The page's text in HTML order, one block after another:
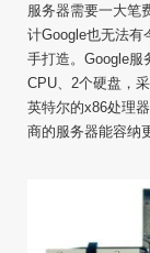
服务器需要一大笔
计Google也无法有
手打造。Google服
CPU、2个硬盘，
英特尔的x86处理
商的服务器能容纳